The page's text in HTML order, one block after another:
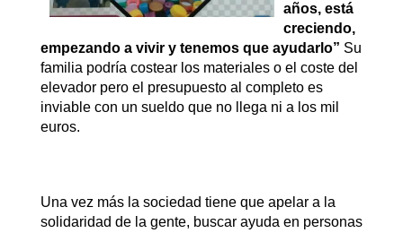
años, está
creciendo,
empezando a vivir y tenemos que ayudarlo” Su
familia podría costear los materiales o el coste del
elevador pero el presupuesto al completo es
inviable con un sueldo que no llega ni a los mil
euros.
Una vez más la sociedad tiene que apelar a la
solidaridad de la gente, buscar ayuda en personas